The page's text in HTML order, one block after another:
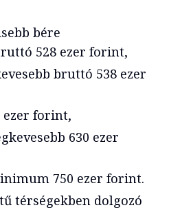
bére
528 ezer forint,
bruttó 538 ezer
ezer forint,
630 ezer
750 ezer forint.
térségekben dolgozó